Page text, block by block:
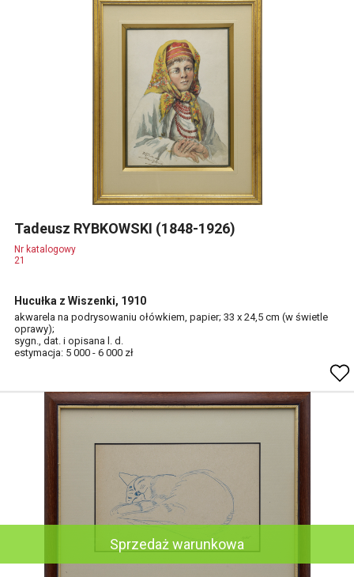
Tadeusz RYBKOWSKI (1848-1926)
Nr katalogowy
21
Hucułka z Wiszenki, 1910
akwarela na podrysowaniu ołówkiem, papier; 33 x 24,5 cm (w świetle
oprawy);
sygn., dat. i opisana l. d.
estymacja: 5 000 - 6 000 zł
Sprzedaż warunkowa